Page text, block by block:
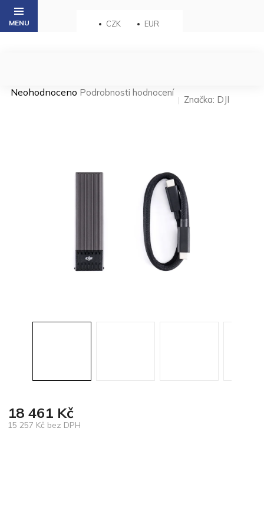
Přejít
obsah
CZK EUR
Průměrné
Neohodnoceno Podrobnosti hodnocení
Značka: DJI
18 461 Kč
15 257 Kč bez DPH